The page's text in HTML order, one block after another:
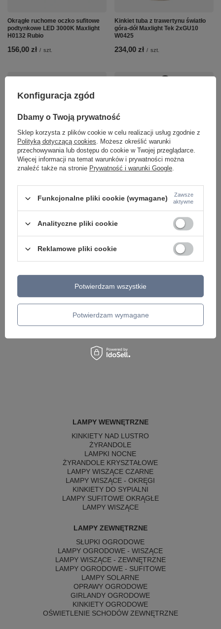
Okrągłe ruchome oczko sufitowe
podtynkowe LED 3000K Maxlight
H0132 Rubio
156,00 zł / szt.
Kinkiet tuba z trawertynu światło
góra-dół Maxlight Tek 2xGU10
W0425
234,00 zł / szt.
Okrągły kinkiet z kremowego
trawertynu + szklana kula Maxlight
W0426 Lando
Lampa wisząca szklana kula wraz z
dwoma dekoracyjnymi kulami z
kamienia naturalnego Maxlight
LAMPY WEWNĘTRZNE
KINKIETY NAD LUSTRO
ŻYRANDOLE
LAMPKI NOCNE
ŻYRANDOLE KRYSZTAŁOWE
LAMPY WISZĄCE CZARNE
LAMPY WISZĄCE - OKRĘGI
KINKIETY DO SYPIALNI
LAMPY SUFITOWE OKRĄGŁE
LAMPY WISZĄCE
LAMPY ZEWNĘTRZNE
SŁUPKI OGRODOWE
LAMPY OGRODOWE - WISZĄCE
LAMPY WISZĄCE - ZEWNĘTRZNE
LAMPY OGRODOWE - SUFITOWE
LAMPY SOLARNE
OPRAWY OGRODOWE
GIRLANDY OGRODOWE
KINKIETY OGRODOWE
OŚWIETLENIE SCHODÓW ZEWNĘTRZNE
Konfiguracja zgód
Dbamy o Twoją prywatność
Sklep korzysta z plików cookie w celu realizacji usług zgodnie z
Polityką dotyczącą cookies. Możesz określić warunki
przechowywania lub dostępu do cookie w Twojej przeglądarce.
Więcej informacji na temat warunków i prywatności można
znaleźć także na stronie Prywatność i warunki Google.
Funkcjonalne pliki cookie (wymagane)
Zawsze
aktywne
Analityczne pliki cookie
Reklamowe pliki cookie
Potwierdzam wymagane
Potwierdzam wszystkie